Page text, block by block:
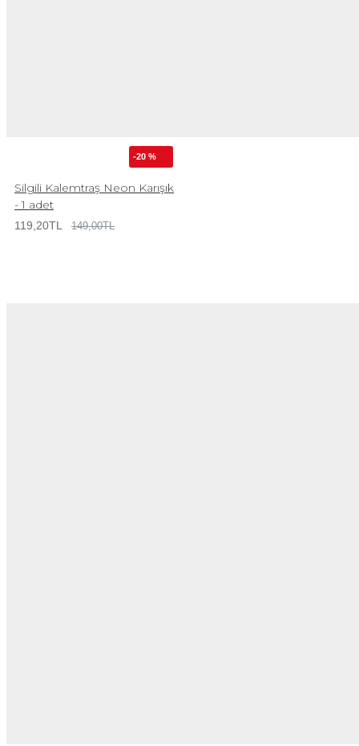
-20 %
Silgili Kalemtraş Neon Karışık
- 1 adet
119,20TL 149,00TL